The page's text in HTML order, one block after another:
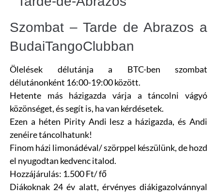
Szombat – Tarde de Abrazos a
BudaiTangoClubban
Ölelések délutánja a BTC-ben szombat
délutánonként 16:00-19:00 között.
Hetente más házigazda várja a táncolni vágyó
közönséget, és segít is, ha van kérdésetek.
Ezen a héten Pirity Andi lesz a házigazda, és Andi
zenéire táncolhatunk!
Finom házi limonádéval/ szörppel készülünk, de hozd
el nyugodtan kedvenc italod.
Hozzájárulás: 1.500 Ft/ fő
Diákoknak 24 év alatt, érvényes diákigazolvánnyal